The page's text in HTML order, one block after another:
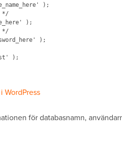
);
*/
);
*/
);
WordPress
för databasnamn,